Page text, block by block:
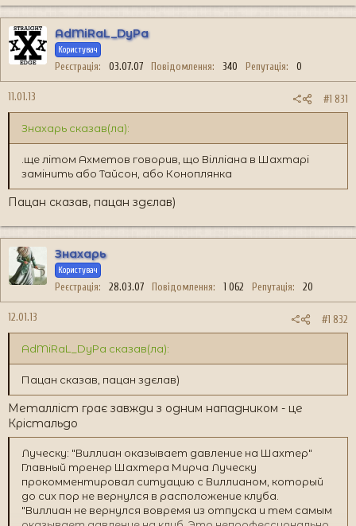
AdMiRaL_DyPa
Користувач
Реєстрація 03.07.07 Повідомлення 340 Репутація 0
11.01.13 #1 831
Знахарь сказав(ла):
.ще літом Ахметов говорив, що Вілліана в Шахтарі
замінить або Тайсон, або Коноплянка
Пацан сказав, пацан здєлав)
Знахарь
Користувач
Реєстрація 28.03.07 Повідомлення 1 062 Репутація 20
12.01.13 #1 832
AdMiRaL_DyPa сказав(ла):
Пацан сказав, пацан здєлав)
Металліст грає завжди з одним нападником - це
Крістальдо
Луческу: "Виллиан оказывает давление на Шахтер"
Главный тренер Шахтера Мирча Луческу
прокомментировал ситуацию с Виллианом, который
до сих пор не вернулся в расположение клуба.
"Виллиан не вернулся вовремя из отпуска и тем самым